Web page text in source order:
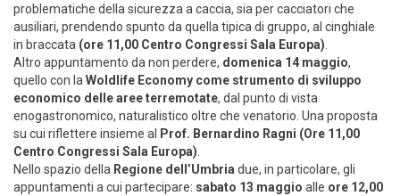
problematiche della sicurezza a caccia, sia per cacciatori che
ausiliari, prendendo spunto da quella tipica di gruppo, al cinghiale
in braccata (ore 11,00 Centro Congressi Sala Europa).
Altro appuntamento da non perdere, domenica 14 maggio,
quello con laWoldlife Economy come strumento di sviluppo
economico delle aree terremotate, dal punto di vista
enogastronomico, naturalistico oltre che venatorio. Una proposta
su cui riflettere insieme al Prof. Bernardino Ragni (Ore 11,00
Centro Congressi Sala Europa).
Nello spazio della Regione dell’Umbriadue, in particolare, gli
appuntamenti a cui partecipare: sabato 13 maggio alle ore 12,00